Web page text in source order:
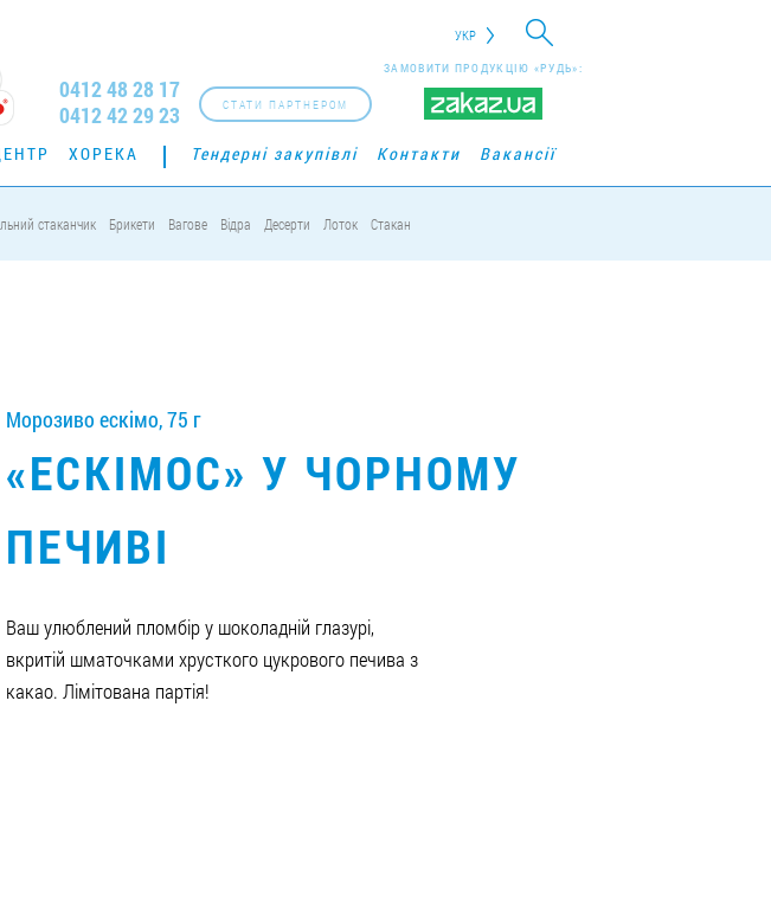
УКР
ЗАМОВИТИ ПРОДУКЦІЮ «РУДЬ»:
СТАТИ ПАРТНЕРОМ
0412 48 28 17
0412 42 29 23
ХОРЕКА Тендерні закупівлі Контакти Вакансії
стаканчик Брикети Вагове Відра Десерти Лоток Стакан
Морозиво ескімо, 75 г
«ЕСКІМОС» У ЧОРНОМУ
ПЕЧИВІ
Ваш улюблений пломбір у шоколадній глазурі,
вкритій шматочками хрусткого цукрового печива з
какао. Лімітована партія!